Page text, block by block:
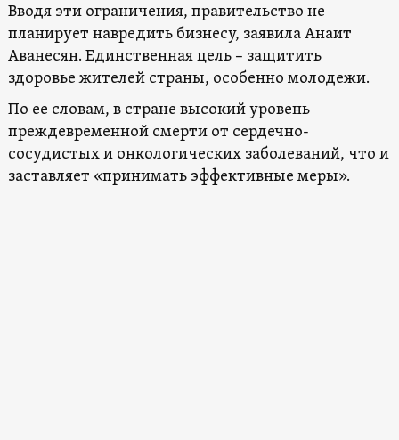
Вводя эти ограничения, правительство не
планирует навредить бизнесу, заявила Анаит
Аванесян. Единственная цель – защитить
здоровье жителей страны, особенно молодежи.
По ее словам, в стране высокий уровень
преждевременной смерти от сердечно-
сосудистых и онкологических заболеваний, что и
заставляет «принимать эффективные меры».